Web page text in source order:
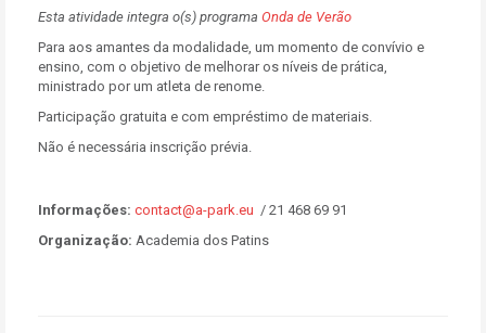
Esta atividade integra o(s) programa Onda de Verão
Para aos amantes da modalidade, um momento de convívio e
ensino, com o objetivo de melhorar os níveis de prática,
ministrado por um atleta de renome.
Participação gratuita e com empréstimo de materiais.
Não é necessária inscrição prévia.
Informações: contact@a-park.eu / 21 468 69 91
Organização: Academia dos Patins